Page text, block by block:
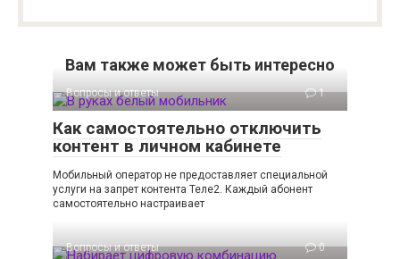
Вам также может быть интересно
Вопросы и ответы 1
Как самостоятельно отключить
контент в личном кабинете
Мобильный оператор не предоставляет специальной
услуги на запрет контента Теле2. Каждый абонент
самостоятельно настраивает
Вопросы и ответы 0